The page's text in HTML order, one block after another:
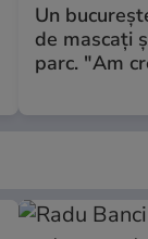
Un
de mascaţi
parc. "Am